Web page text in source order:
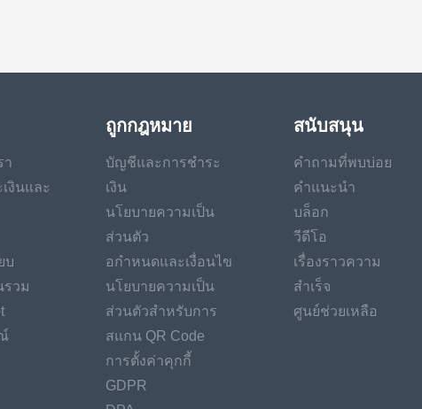
า
งินและ
บ
รวม
ถูกกฎหมาย
บัญชีและการชำระ
เงิน
นโยบายความเป็น
ส่วนตัว
อกำหนดและเงื่อนไข
นโยบายความเป็น
ส่วนตัวสำหรับการ
สแกน QR Code
การตั้งค่าคุกกี้
GDPR
สนับสนุน
คำถามที่พบบ่อย
คำแนะนำ
บล็อก
วีดีโอ
เรื่องราวความ
สำเร็จ
ศูนย์ช่วยเหลือ